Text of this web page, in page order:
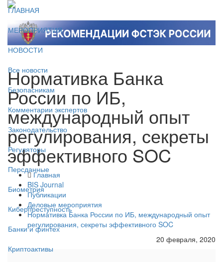
ГЛАВНАЯ
МЕРОПРИЯТИЯ
НОВОСТИ
Все новости
Безопасникам
Комментарии экспертов
Законодательство
Регуляторы
Персданные
Биометрия
Киберпреступность
Банки и финтех
Криптоактивы
Нормативка Банка
России по ИБ,
международный опыт
регулирования, секреты
эффективного SOC
Главная
BIS Journal
Публикации
Деловые мероприятия
Нормативка Банка России по ИБ, международный опыт
регулирования, секреты эффективного SOC
20 февраля, 2020